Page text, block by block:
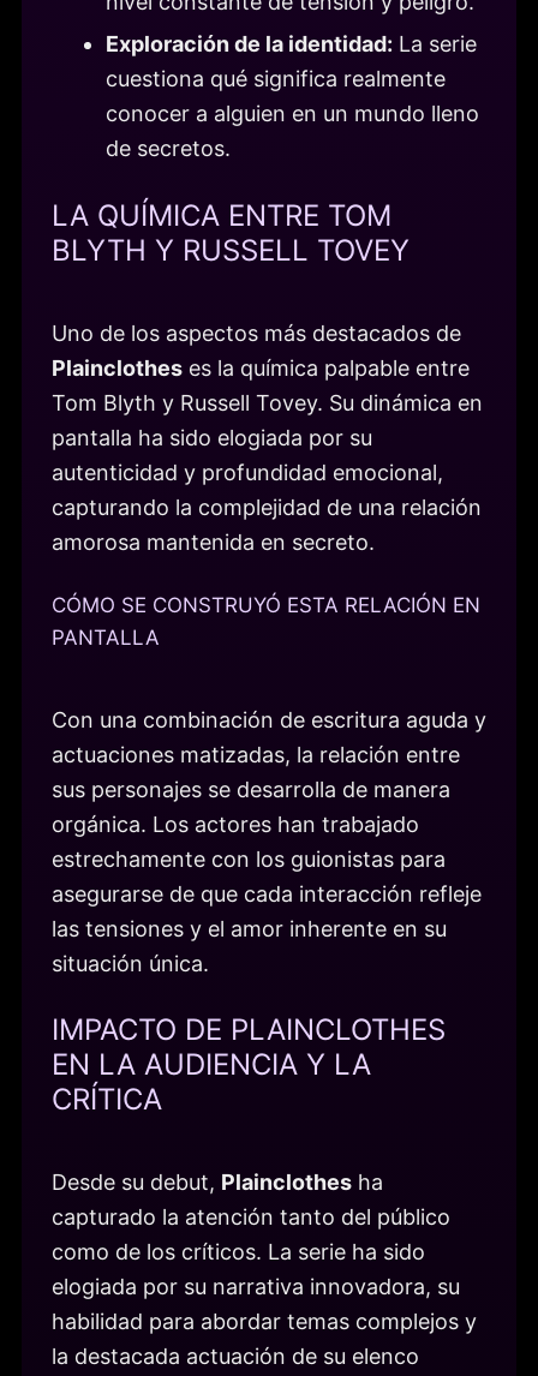
Exploración de la identidad: La serie
cuestiona qué significa realmente
conocer a alguien en un mundo lleno
de secretos.
LA QUÍMICA ENTRE TOM
BLYTH Y RUSSELL TOVEY
Uno de los aspectos más destacados de
Plainclothes es la química palpable entre
Tom Blyth y Russell Tovey. Su dinámica en
pantalla ha sido elogiada por su
autenticidad y profundidad emocional,
capturando la complejidad de una relación
amorosa mantenida en secreto.
CÓMO SE CONSTRUYÓ ESTA RELACIÓN EN
PANTALLA
Con una combinación de escritura aguda y
actuaciones matizadas, la relación entre
sus personajes se desarrolla de manera
orgánica. Los actores han trabajado
estrechamente con los guionistas para
asegurarse de que cada interacción refleje
las tensiones y el amor inherente en su
situación única.
IMPACTO DE PLAINCLOTHES
EN LA AUDIENCIA Y LA
CRÍTICA
Desde su debut, Plainclothes ha
capturado la atención tanto del público
como de los críticos. La serie ha sido
elogiada por su narrativa innovadora, su
habilidad para abordar temas complejos y
la destacada actuación de su elenco